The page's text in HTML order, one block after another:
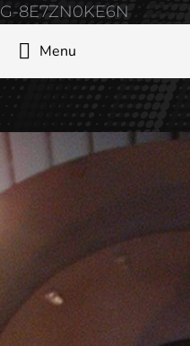
G-8E7ZN0KE6N
Menu